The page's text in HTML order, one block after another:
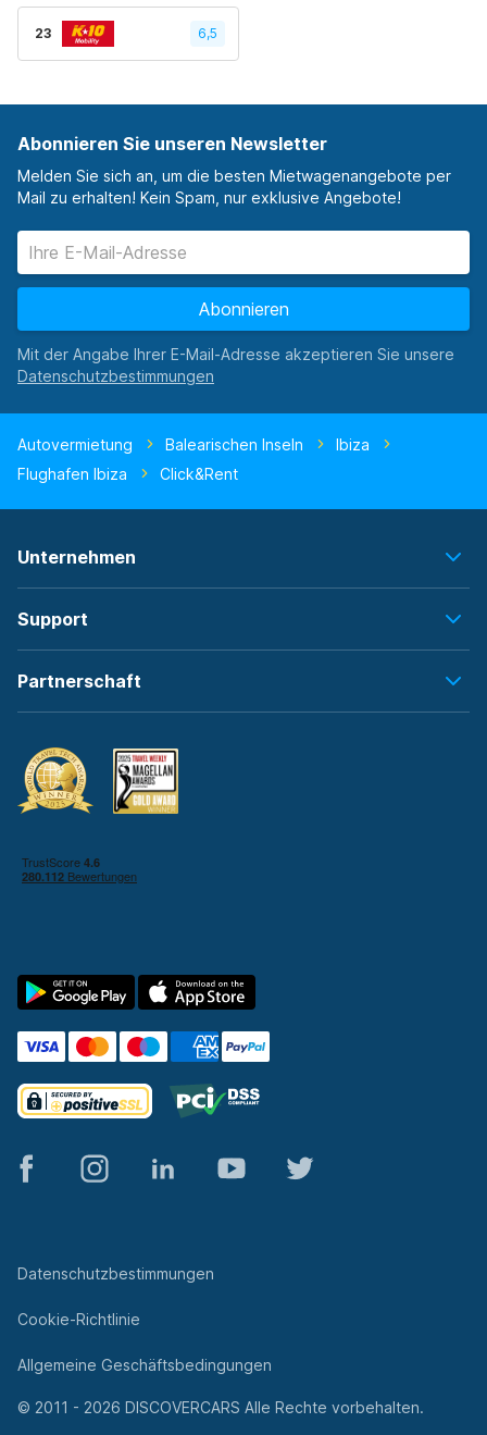
23 6,5
Abonnieren Sie unseren Newsletter
Melden Sie sich an, um die besten Mietwagenangebote per
Mail zu erhalten! Kein Spam, nur exklusive Angebote!
Abonnieren
Mit der Angabe Ihrer E-Mail-Adresse akzeptieren Sie unsere
Autovermietung Balearischen Inseln
Ibiza
Flughafen Ibiza
Click&Rent
Unternehmen
Support
Partnerschaft
© 2011 - 2026 DISCOVERCARS Alle Rechte vorbehalten.